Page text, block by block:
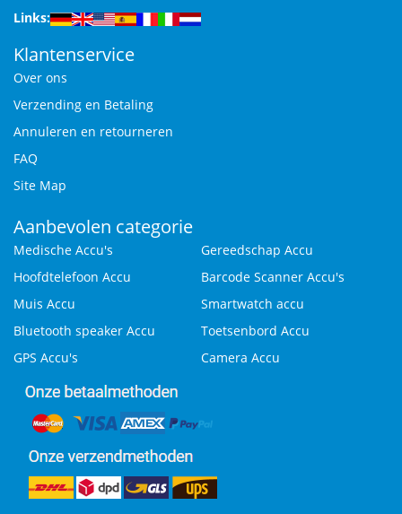
Links:
Klantenservice
Over ons
Verzending en Betaling
Annuleren en retourneren
FAQ
Site Map
Aanbevolen categorie
Medische Accu's
Gereedschap Accu
Hoofdtelefoon Accu
Barcode Scanner Accu's
Muis Accu
Smartwatch accu
Bluetooth speaker Accu
Toetsenbord Accu
GPS Accu's
Camera Accu